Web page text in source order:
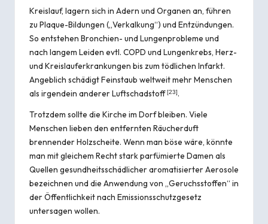
Kreislauf, lagern sich in Adern und Organen an, führen
zu Plaque-Bildungen („Verkalkung“) und Entzündungen.
So entstehen Bronchien- und Lungenprobleme und
nach langem Leiden evtl. COPD und Lungenkrebs, Herz-
und Kreislauferkrankungen bis zum tödlichen Infarkt.
Angeblich schädigt Feinstaub weltweit mehr Menschen
als irgendein anderer Luftschadstoff[23].
Trotzdem sollte die Kirche im Dorf bleiben. Viele
Menschen lieben den entfernten Räucherduft
brennender Holzscheite. Wenn man böse wäre, könnte
man mit gleichem Recht stark parfümierte Damen als
Quellen gesundheitsschädlicher aromatisierter Aerosole
bezeichnen und die Anwendung von „Geruchsstoffen“ in
der Öffentlichkeit nach Emissionsschutzgesetz
untersagen wollen.